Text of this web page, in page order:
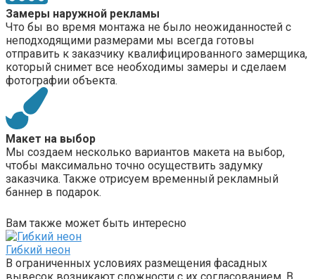
Замеры наружной рекламы
Что бы во время монтажа не было неожиданностей с
неподходящими размерами мы всегда готовы
отправить к заказчику квалифицированного замерщика,
который снимет все необходимы замеры и сделаем
фотографии объекта.
Макет на выбор
Мы создаем несколько вариантов макета на выбор,
чтобы максимально точно осуществить задумку
заказчика. Также отрисуем временный рекламный
баннер в подарок.
Вам также может быть интересно
Гибкий неон
В ограниченных условиях размещения фасадных